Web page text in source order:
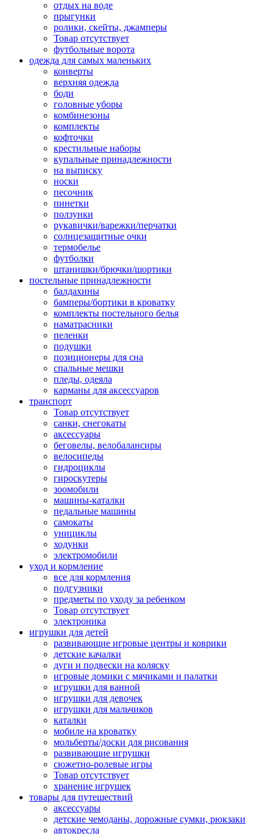
отдых на воде
прыгунки
ролики, скейты, джамперы
Товар отсутствует
футбольные ворота
одежда для самых маленьких
конверты
верхняя одежда
боди
головные уборы
комбинезоны
комплекты
кофточки
крестильные наборы
купальные принадлежности
на выписку
носки
песочник
пинетки
ползунки
рукавички/варежки/перчатки
солнцезащитные очки
термобелье
футболки
штанишки/брючки/шортики
постельные принадлежности
балдахины
бамперы/бортики в кроватку
комплекты постельного белья
наматрасники
пеленки
подушки
позиционеры для сна
спальные мешки
пледы, одеяла
карманы для аксеcсуаров
транспорт
Товар отсутствует
санки, снегокаты
аксессуары
беговелы, велобалансиры
велосипеды
гидроциклы
гироскутеры
зоомобили
машины-каталки
педальные машины
самокаты
унициклы
ходунки
электромобили
уход и кормление
все для кормления
подгузники
предметы по уходу за ребенком
Товар отсутствует
электроника
игрушки для детей
развивающие игровые центры и коврики
детские качалки
дуги и подвески на коляску
игровые домики с мячиками и палатки
игрушки для ванной
игрушки для девочек
игрушки для мальчиков
каталки
мобиле на кроватку
мольберты/доски для рисования
развивающие игрушки
сюжетно-ролевые игры
Товар отсутствует
хранение игрушек
товары для путешествий
аксессуары
детские чемоданы, дорожные сумки, рюкзаки
автокресла